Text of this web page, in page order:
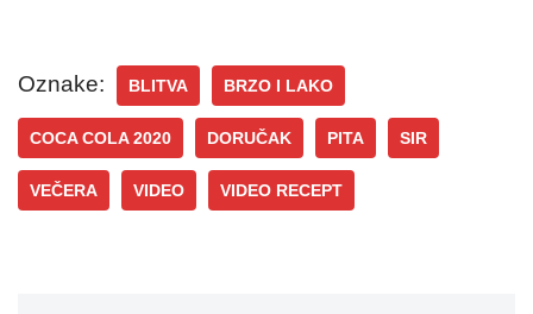
Oznake: BLITVA BRZO I LAKO
COCA COLA 2020 DORUČAK PITA SIR
VEČERA VIDEO VIDEO RECEPT